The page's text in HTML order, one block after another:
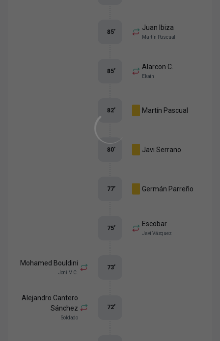
Juan Ibiza
Martín Pascual
85’
Alarcon C.
Ekain
85’
Martín Pascual
82’
Javi Serrano
80’
Germán Parreño
77’
Escobar
Javi Vázquez
75’
Mohamed Bouldini
Joni M C.
73’
Alejandro Cantero
Sánchez
Soldado
72’